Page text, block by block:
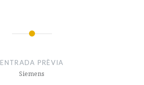
ENTRADA PRÈVIA
Siemens